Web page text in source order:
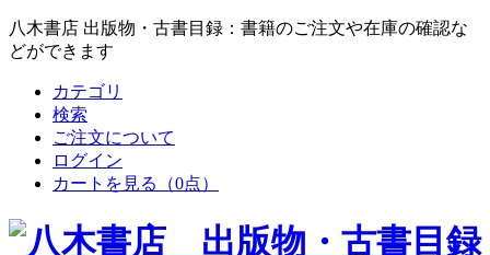
八木書店 出版物・古書目録：書籍のご注文や在庫の確認な
どができます
カテゴリ
検索
ご注文について
ログイン
カートを見る
（0点）